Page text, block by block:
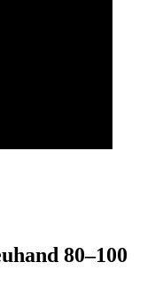
80–100